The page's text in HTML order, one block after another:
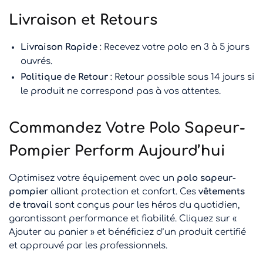
Livraison et Retours
Livraison Rapide : Recevez votre polo en 3 à 5 jours
ouvrés.
Politique de Retour : Retour possible sous 14 jours si
le produit ne correspond pas à vos attentes.
Commandez Votre Polo Sapeur-
Pompier Perform Aujourd’hui
Optimisez votre équipement avec un polo sapeur-
pompier alliant protection et confort. Ces vêtements
de travail sont conçus pour les héros du quotidien,
garantissant performance et fiabilité. Cliquez sur «
Ajouter au panier » et bénéficiez d’un produit certifié
et approuvé par les professionnels.